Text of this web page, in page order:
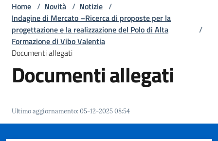
Amministrazione
Novità
Menu selezionato
Servizi
Vivere
Home / Novità / Notizie /
Indagine di Mercato –Ricerca di proposte per la
progettazione e la realizzazione del Polo di Alta
Formazione di Vibo Valentia
/
Documenti allegati
Documenti allegati
Ultimo aggiornamento:05-12-2025 08:54